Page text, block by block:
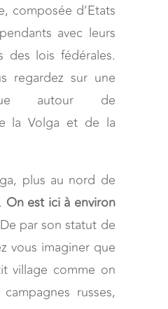
composée d’Etats
avec leurs
des lois fédérales.
regardez sur une
autour de
la Volga et de la
plus au nord de
On est ici à environ
par son statut de
vous imaginer que
village comme on
russes,